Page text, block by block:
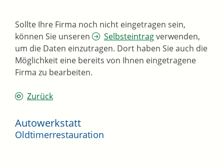
Sollte Ihre Firma noch nicht eingetragen sein,
können Sie unseren
Selbsteintragverwenden,
um die Daten einzutragen. Dort haben Sie auch die
Möglichkeit eine bereits von Ihnen eingetragene
Firma zu bearbeiten.
Zurück
Autowerkstatt
Oldtimerrestauration